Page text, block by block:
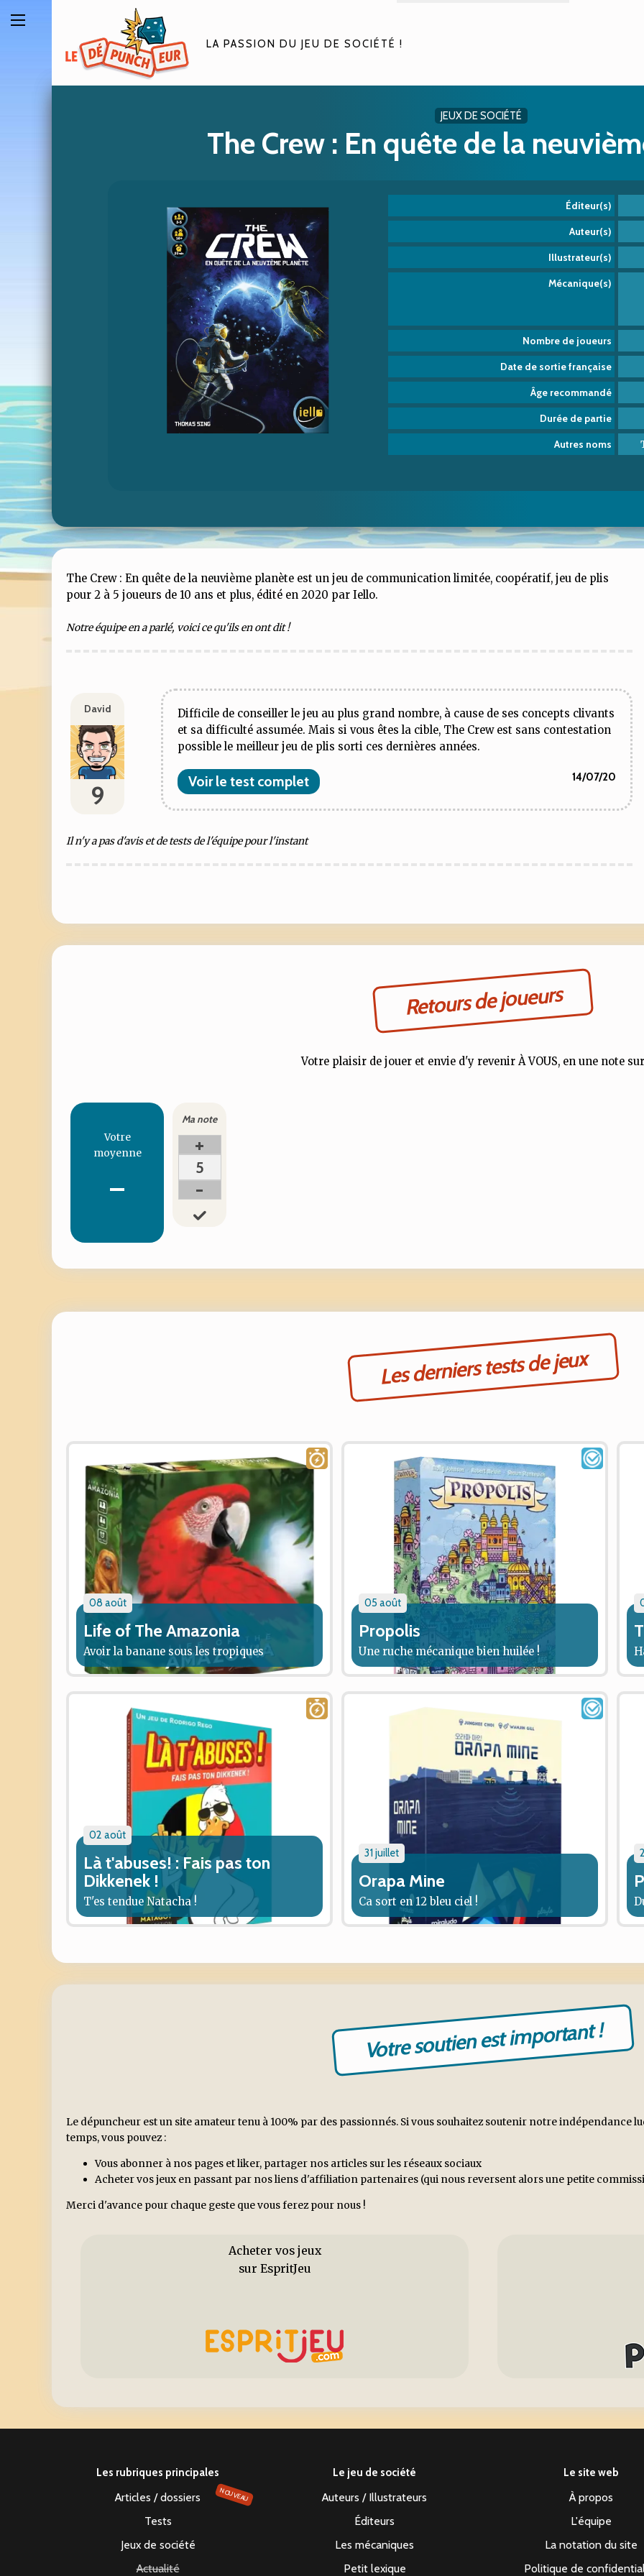
LA PASSION DU JEU DE SOCIÉTÉ !
JEUX DE SOCIÉTÉ
The Crew : En quête de la
Éditeur(s)
Auteur(s)
Illustrateur(s)
Mécanique(s)
Nombre de joueurs
Date de sortie française
Âge recommandé
Durée de partie
Autres noms
The Crew : En quête de la neuvième planète est un jeu de communication limitée, coopératif, jeu de plis
pour 2 à 5 joueurs de 10 ans et plus, édité en 2020 par Iello.
Notre équipe en a parlé, voici ce qu'ils en ont dit !
David
9
Difficile de conseiller le jeu au plus grand nombre, à cause de ses concepts clivants
et sa difficulté assumée. Mais si vous êtes la cible, The Crew est sans contestation
possible le meilleur jeu de plis sorti ces dernières années.
Voir le test complet 14/07/20
Il n'y a pas d'avis et de tests de l'équipe pour l'instant
Retours de joueurs
Votre plaisir de jouer et envie d'y revenir À VOUS, en une note
Votre
moyenne
-
Ma note
+
5
-
Les derniers tests de jeux
08 août
Life of The Amazonia
Avoir la banane sous les tropiques
05 août
Propolis
Une ruche mécanique bien huilée !
02 août
Là t'abuses! : Fais pas ton
Dikkenek !
T'es tendue Natacha !
31 juillet
Orapa Mine
Ca sort en 12 bleu ciel !
Votre soutien est important !
Le dépuncheur est un site amateur tenu à 100% par des passionnés. Si vous souhaitez soutenir notre indépendance
temps, vous pouvez :
Vous abonner à nos pages et liker, partager nos articles sur les réseaux sociaux
Acheter vos jeux en passant par nos liens d'affiliation partenaires (qui nous reversent alors une petite
Merci d'avance pour chaque geste que vous ferez pour nous !
Acheter vos jeux
sur EspritJeu
Les rubriques principales
Articles / dossiers NOUVEAU
Tests
Jeux de société
Actualité
Le jeu de société
Auteurs / Illustrateurs
Éditeurs
Les mécaniques
Petit lexique
Le site web
À propos
L'équipe
La notation du site
Politique de